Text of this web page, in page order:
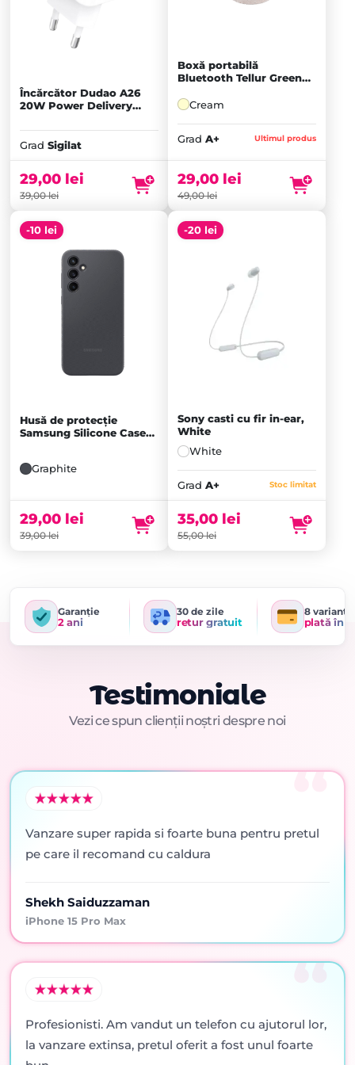
Încărcător Dudao A26
20W Power Delivery
Grad Sigilat
39,00lei
29,00 lei
Boxă portabilă
Bluetooth Tellur Green
Cream
Grad A+ Ultimul produs
49,00lei
29,00 lei
-10 lei
Husă de protecție
Samsung Silicone Case
Graphite
39,00lei
29,00 lei
-20 lei
Sony casti cu fir in-ear,
White
White
Grad A+ Stoc limitat
55,00lei
35,00 lei
Garanție
2 ani
30 de zile
retur gratuit
8 variante
plată în
Testimoniale
Vezi ce spun clienții noștri despre noi
Vanzare super rapida si foarte buna pentru pretul
pe care il recomand cu caldura
Shekh Saiduzzaman
iPhone 15 Pro Max
Profesionisti. Am vandut un telefon cu ajutorul lor,
la vanzare extinsa, pretul oferit a fost unul foarte